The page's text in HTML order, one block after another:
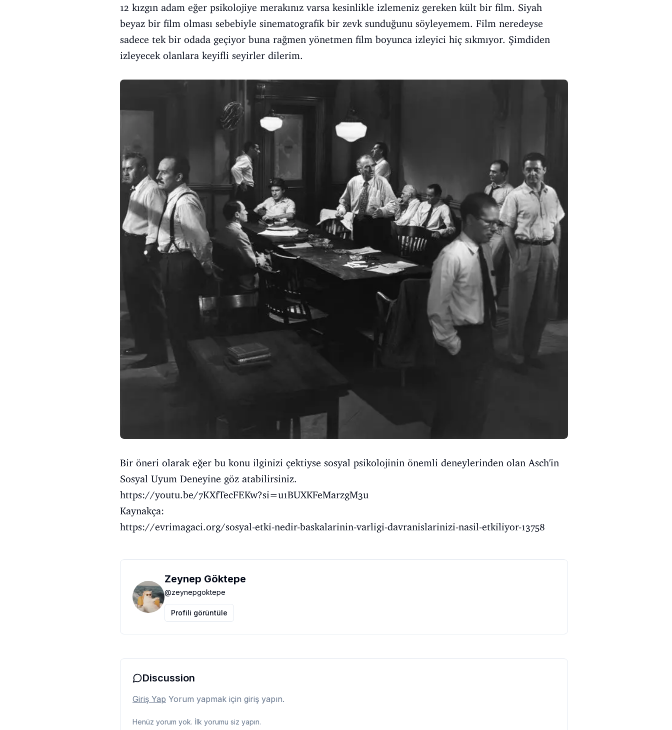
12 kızgın adam eğer psikolojiye merakınız varsa kesinlikle izlemeniz gereken kült bir film. Siyah
beyaz bir film olması sebebiyle sinematografik bir zevk sunduğunu söyleyemem. Film neredeyse
sadece tek bir odada geçiyor buna rağmen yönetmen film boyunca izleyici hiç sıkmıyor. Şimdiden
izleyecek olanlara keyifli seyirler dilerim.
Bir öneri olarak eğer bu konu ilginizi çektiyse sosyal psikolojinin önemli deneylerinden olan Asch'in
Sosyal Uyum Deneyine göz atabilirsiniz.
https://youtu.be/7KXfTecFEKw?si=u1BUXKFeMarzgM3u
Kaynakça:
https://evrimagaci.org/sosyal-etki-nedir-baskalarinin-varligi-davranislarinizi-nasil-etkiliyor-13758
Zeynep Göktepe
@zeynepgoktepe
Profili görüntüle
Discussion
Giriş Yap Yorum yapmak için giriş yapın.
Henüz yorum yok. İlk yorumu siz yapın.